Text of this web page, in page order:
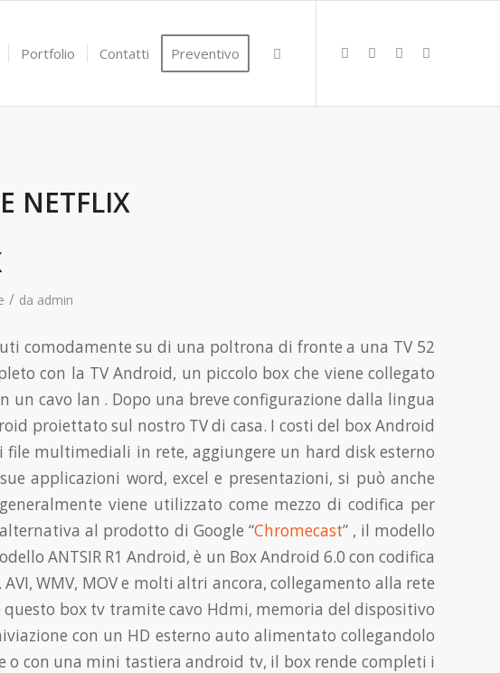
Portfolio Contatti Preventivo
NETFLIX
/ da admin
comodamente su di una poltrona di fronte a una TV 52
con la TV Android, un piccolo box che viene collegato
cavo lan . Dopo una breve configurazione dalla lingua
proiettato sul nostro TV di casa. I costi del box Android
multimediali in rete, aggiungere un hard disk esterno
applicazioni word, excel e presentazioni, si può anche
viene utilizzato come mezzo di codifica per
al prodotto di Google “Chromecast” , il modello
ANTSIR R1 Android, è un Box Android 6.0 con codifica
AVI, WMV, MOV e molti altri ancora, collegamento alla rete
box tv tramite cavo Hdmi, memoria del dispositivo
con un HD esterno auto alimentato collegandolo
o con una mini tastiera android tv, il box rende completi i